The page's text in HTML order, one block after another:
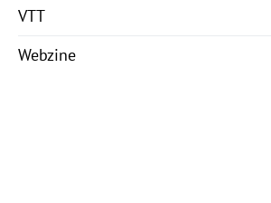
VTT
Webzine